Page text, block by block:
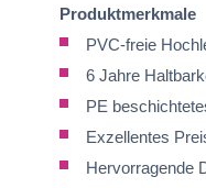
Produktmerkmale
PVC-freie
6 Jahre
PE
Exzellentes
Hervorragende